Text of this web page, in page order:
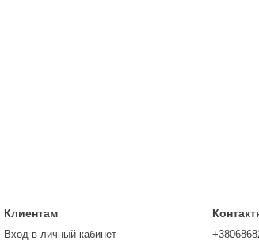
Клиентам
Вход в личный кабинет